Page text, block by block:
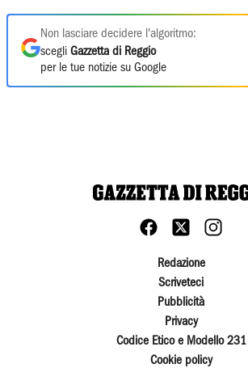
Non lasciare decidere l'algoritmo:
scegli Gazzetta di Reggio
per le tue notizie su Google
Redazione
Scriveteci
Pubblicità
Privacy
Codice Etico e Modello 231
Cookie policy